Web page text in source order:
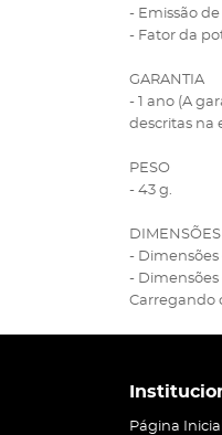
- Emissão
- Fator da
GARANTIA
- 1 ano (A
descritas na
PESO
- 43 g.
DIMENSÕES
-
- Dimensões
Carregando
Página Inicial